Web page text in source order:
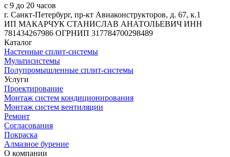
с 9 до 20 часов
г. Санкт-Петербург, пр-кт Авиаконструкторов, д. 67, к.1
ИП МАКАРЧУК СТАНИСЛАВ АНАТОЛЬЕВИЧ ИНН
781434267986 ОГРНИП 317784700298489
Каталог
Настенные сплит-системы
Мультисистемы
Полупромышленные сплит-системы
Услуги
Проектирование
Монтаж систем кондиционирования
Монтаж систем вентиляции
Ремонт
Согласования
Покраска
Алмазное бурение
О компании